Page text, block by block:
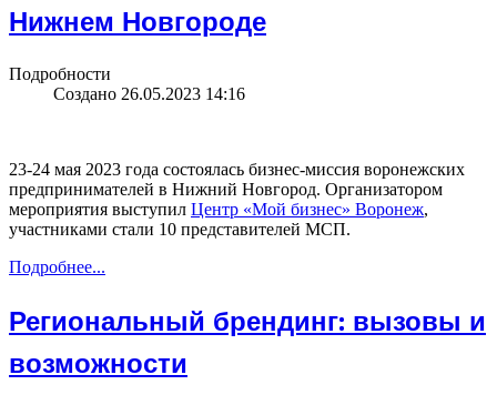
Нижнем Новгороде
Подробности
Создано 26.05.2023 14:16
23-24 мая 2023 года состоялась бизнес-миссия воронежских
предпринимателей в Нижний Новгород. Организатором
мероприятия выступил Центр «Мой бизнес» Воронеж,
участниками стали 10 представителей МСП.
Подробнее...
Региональный брендинг: вызовы и
возможности